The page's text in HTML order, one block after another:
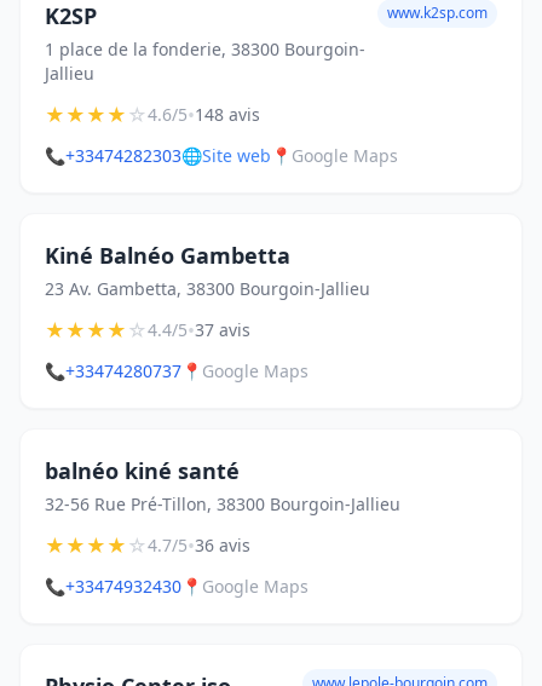
K2SP
1 place de la fonderie, 38300 Bourgoin-
Jallieu
www.k2sp.com
★★★★☆4.6/5•148 avis
📞+33474282303🌐Site web 📍 Google Maps
Kiné Balnéo Gambetta
23 Av. Gambetta, 38300 Bourgoin-Jallieu
★★★★☆4.4/5•37 avis
📞+33474280737 📍 Google Maps
balnéo kiné santé
32-56 Rue Pré-Tillon, 38300 Bourgoin-Jallieu
★★★★☆4.7/5•36 avis
📞+33474932430 📍 Google Maps